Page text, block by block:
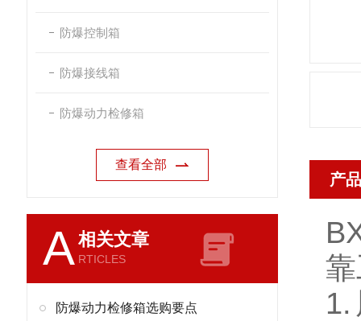
防爆控制箱
防爆接线箱
防爆动力检修箱
查看全部
A相关文章
RTICLES
防爆动力检修箱选购要点
产